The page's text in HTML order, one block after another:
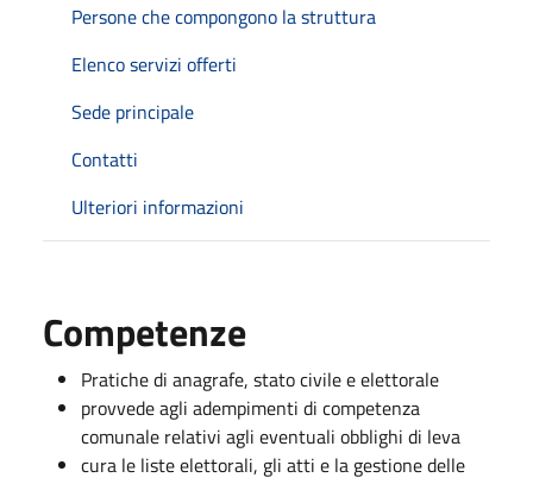
Persone che compongono la struttura
Elenco servizi offerti
Sede principale
Contatti
Ulteriori informazioni
Competenze
Pratiche di anagrafe, stato civile e elettorale
provvede agli adempimenti di competenza
comunale relativi agli eventuali obblighi di leva
cura le liste elettorali, gli atti e la gestione delle